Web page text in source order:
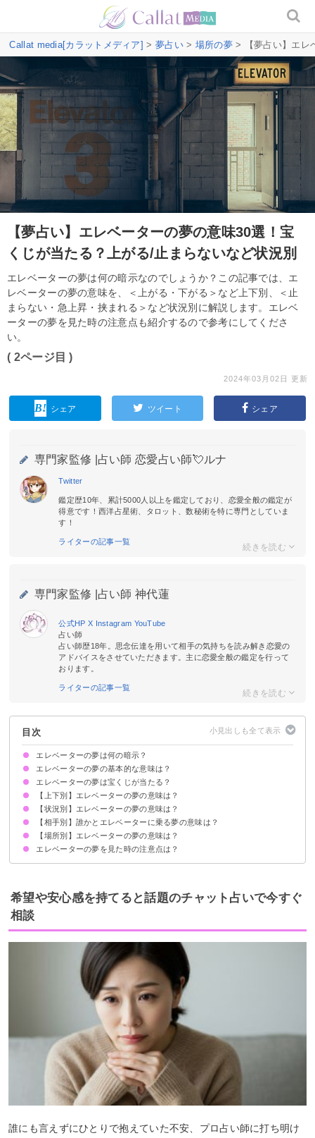
Callat media[カラットメディア] > 夢占い> 場所の夢> 【夢占い】エレ
【夢占い】エレベーターの夢の意味30選！宝
くじが当たる？上がる/止まらないなど状況別
エレベーターの夢は何の暗示なのでしょうか？この記事では、エ
レベーターの夢の意味を、＜上がる・下がる＞など上下別、＜止
まらない・急上昇・挟まれる＞など状況別に解説します。エレベ
ーターの夢を見た時の注意点も紹介するので参考にしてくださ
い。
( 2ページ目 )
2024年03月02日 更新
シェア ツイート シェア
専門家監修 | 占い師 恋愛占い師💘ルナ
Twitter
鑑定歴10年、累計5000人以上を鑑定しており、恋愛全般の鑑定が
得意です！西洋占星術、タロット、数秘術を特に専門としていま
す！
ライターの記事一覧
専門家監修 | 占い師 神代蓮
公式HP X Instagram YouTube
占い師
占い師歴18年。思念伝達を用いて相手の気持ちを読み解き恋愛の
アドバイスをさせていただきます。主に恋愛全般の鑑定を行って
おります。
ライターの記事一覧
目次
エレベーターの夢は何の暗示？
エレベーターの夢の基本的な意味は？
①心境・環境の変化の暗示
②運気の上下
状況によって意味が決まる
エレベーターの夢は宝くじが当たる？
吉夢のエレベーターの夢なら当たるかも
エレベーターの夢を見て宝くじが当たった体験談
【上下別】エレベーターの夢の意味は？
エレベーターが上がる夢【吉夢】
エレベーターが下がる夢【警告夢】
エレベーターが上がったり下がったりする夢【警告夢】
【状況別】エレベーターの夢の意味は？
エレベーターが落ちる夢【警告夢】
エレベーターに乗る夢【吉夢】
エレベーターが止まらない夢【警告夢】
エレベーターが急上昇する夢【吉夢】
エレベーターの扉に挟まれる夢【警告夢】
エレベーターが横に移動する夢【警告夢】
エレベーターが揺れる夢【警告夢】
エレベーターが故障する夢【警告夢】
エレベーターに乗れない夢【警告夢】
エレベーターを待つ夢【警告夢】
エレベーターに閉じ込められる夢【凶夢】
エレベーターが点検中の夢【警告夢】
エレベーターがこない夢【吉夢】
エレベーターで高層階へ上がる夢【警告夢】
エレベーターから脱出する夢【警告夢】
エレベーターが狭いと感じる夢【警告夢】
【相手別】誰かとエレベーターに乗る夢の意味は？
異性とエレベーターに乗る夢【吉夢】
友達とエレベーターに乗る夢【警告夢】
好きな人とエレベーターに乗る夢【警告夢】
家族とエレベーターに乗る夢【警告夢】
知らない人とエレベーターに乗る夢【吉夢】
芸能人とエレベーターに乗る夢【吉夢】
【場所別】エレベーターの夢の意味は？
ホテルのエレベーターの夢【吉夢】
マンションのエレベーターの夢【吉夢】
デパートのエレベーターの夢【警告夢】
病院のエレベーターの夢【警告夢】
学校のエレベーターの夢【吉夢】
エレベーターの夢を見た時の注意点は？
吉夢なら話さず警告夢や凶夢は人に話す
希望や安心感を持てると話題のチャット占いで今すぐ
相談
誰にも言えずにひとりで抱えていた不安、プロ占い師に打ち明け